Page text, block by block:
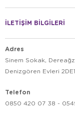
İLETİŞİM BİLGİLERİ
Adres
Sinem Sokak,
Denizgören Evleri
Telefon
0850 420 07 38 -